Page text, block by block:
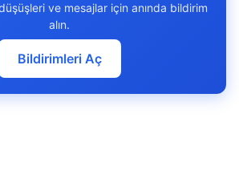
ve mesajlar için anında bildirim
alın.
Bildirimleri Aç